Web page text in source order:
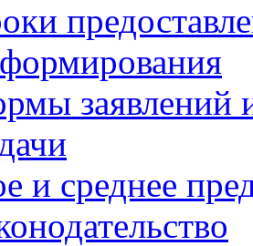
заявлений
и среднее